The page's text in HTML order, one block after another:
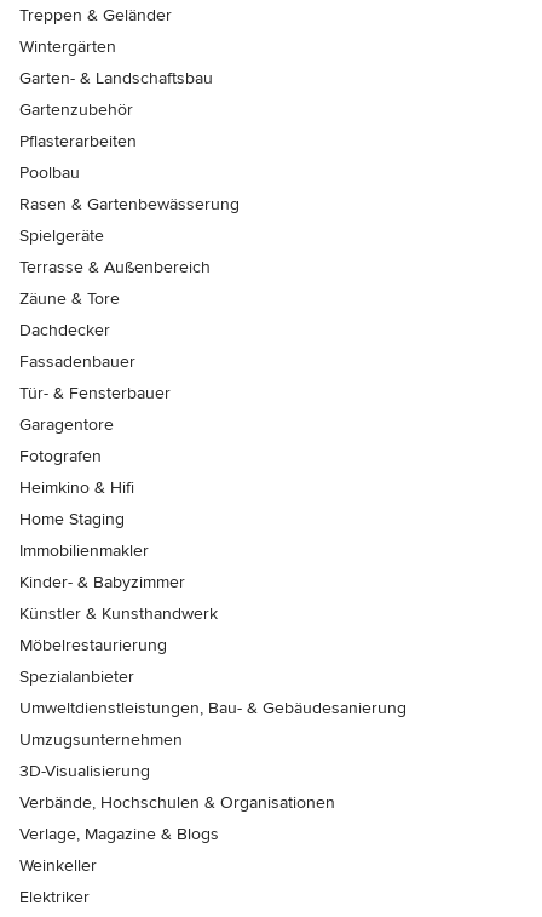
Treppen & Geländer
Wintergärten
Garten- & Landschaftsbau
Gartenzubehör
Pflasterarbeiten
Poolbau
Rasen & Gartenbewässerung
Spielgeräte
Terrasse & Außenbereich
Zäune & Tore
Dachdecker
Fassadenbauer
Tür- & Fensterbauer
Garagentore
Fotografen
Heimkino & Hifi
Home Staging
Immobilienmakler
Kinder- & Babyzimmer
Künstler & Kunsthandwerk
Möbelrestaurierung
Spezialanbieter
Umweltdienstleistungen, Bau- & Gebäudesanierung
Umzugsunternehmen
3D-Visualisierung
Verbände, Hochschulen & Organisationen
Verlage, Magazine & Blogs
Weinkeller
Elektriker